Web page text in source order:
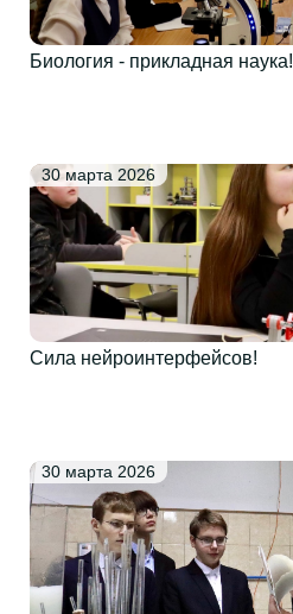
Биология - прикладная наука!
30 марта 2026
Сила нейроинтерфейсов!
30 марта 2026